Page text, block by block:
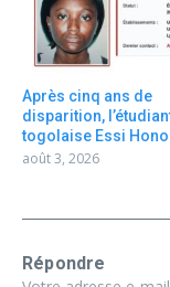
Après cinq ans de
disparition,
togolaise Essi
août 3, 2026
Répondre